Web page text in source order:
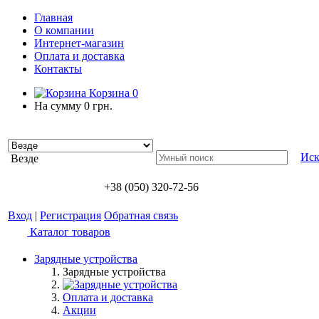
Главная
О компании
Интернет-магазин
Оплата и доставка
Контакты
Корзина 0
На сумму 0 грн.
Везде
+38 (050) 320-72-56
Вход | Регистрация Обратная связь
Каталог товаров
Зарядные устройства
Зарядные устройства
Оплата и доставка
Акции